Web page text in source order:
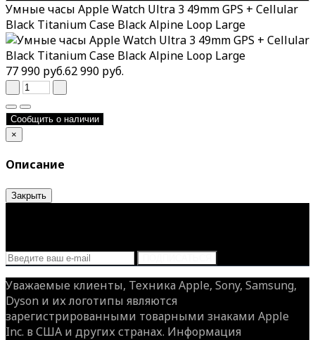
Умные часы Apple Watch Ultra 3 49mm GPS + Cellular
Black Titanium Case Black Alpine Loop Large
77 990 руб.62 990 руб.
Сообщить о наличии
×
Описание
Закрыть
Уважаемые клиенты, Техника Apple, Sony, Samsung,
Dyson и их логотипы являются
зарегистрированными товарными знаками Apple
Inc. в США и других странах. Информация